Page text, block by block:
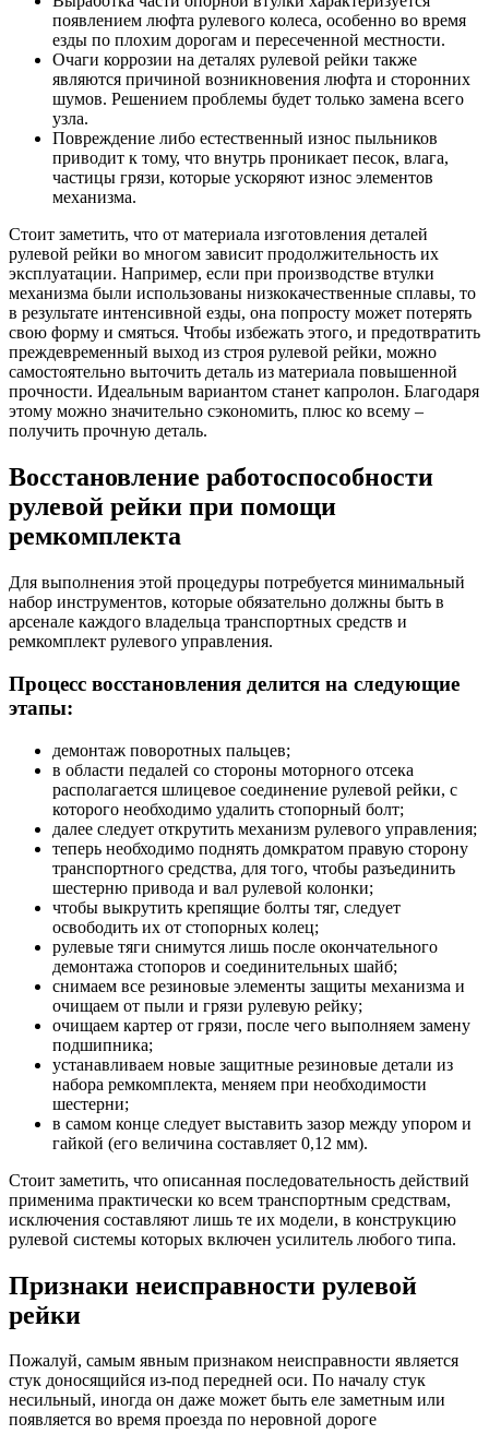
появлением люфта рулевого колеса, особенно во время
езды по плохим дорогам и пересеченной местности.
Очаги коррозии на деталях рулевой рейки также
являются причиной возникновения люфта и сторонних
шумов. Решением проблемы будет только замена всего
узла.
Повреждение либо естественный износ пыльников
приводит к тому, что внутрь проникает песок, влага,
частицы грязи, которые ускоряют износ элементов
механизма.
Стоит заметить, что от материала изготовления деталей
рулевой рейки во многом зависит продолжительность их
эксплуатации. Например, если при производстве втулки
механизма были использованы низкокачественные сплавы, то
в результате интенсивной езды, она попросту может потерять
свою форму и смяться. Чтобы избежать этого, и предотвратить
преждевременный выход из строя рулевой рейки, можно
самостоятельно выточить деталь из материала повышенной
прочности. Идеальным вариантом станет капролон. Благодаря
этому можно значительно сэкономить, плюс ко всему –
получить прочную деталь.
Восстановление работоспособности
рулевой рейки при помощи
ремкомплекта
Для выполнения этой процедуры потребуется минимальный
набор инструментов, которые обязательно должны быть в
арсенале каждого владельца транспортных средств и
ремкомплект рулевого управления.
Процесс восстановления делится на следующие
этапы:
демонтаж поворотных пальцев;
в области педалей со стороны моторного отсека
располагается шлицевое соединение рулевой рейки, с
которого необходимо удалить стопорный болт;
далее следует открутить механизм рулевого управления;
теперь необходимо поднять домкратом правую сторону
транспортного средства, для того, чтобы разъединить
шестерню привода и вал рулевой колонки;
чтобы выкрутить крепящие болты тяг, следует
освободить их от стопорных колец;
рулевые тяги снимутся лишь после окончательного
демонтажа стопоров и соединительных шайб;
снимаем все резиновые элементы защиты механизма и
очищаем от пыли и грязи рулевую рейку;
очищаем картер от грязи, после чего выполняем замену
подшипника;
устанавливаем новые защитные резиновые детали из
набора ремкомплекта, меняем при необходимости
шестерни;
в самом конце следует выставить зазор между упором и
гайкой (его величина составляет 0,12 мм).
Стоит заметить, что описанная последовательность действий
применима практически ко всем транспортным средствам,
исключения составляют лишь те их модели, в конструкцию
рулевой системы которых включен усилитель любого типа.
Признаки неисправности рулевой
рейки
Пожалуй, самым явным признаком неисправности является
стук доносящийся из-под передней оси. По началу стук
несильный, иногда он даже может быть еле заметным или
появляется во время проезда по неровной дороге